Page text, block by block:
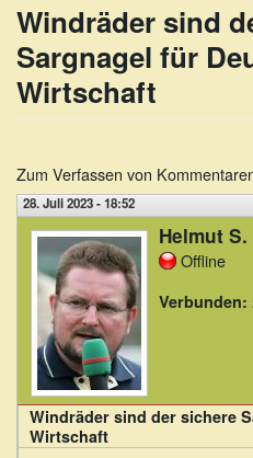
Windräder sind
Sargnagel für
Wirtschaft
Zum Verfassen von
28. Juli 2023 - 18:52
Helmut S.
Offline
Verbunden:
Windräder sind der sichere
Wirtschaft